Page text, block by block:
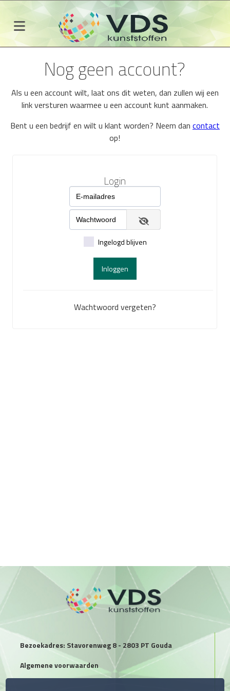
Nog geen account?
Als u een account wilt, laat ons dit weten, dan zullen wij een
link versturen waarmee u een account kunt aanmaken.
Bent u een bedrijf en wilt u klant worden? Neem dan contact
op!
Login
Ingelogd blijven
Inloggen
Wachtwoord vergeten?
Bezoekadres: Stavorenweg 8 - 2803 PT Gouda
Algemene voorwaarden